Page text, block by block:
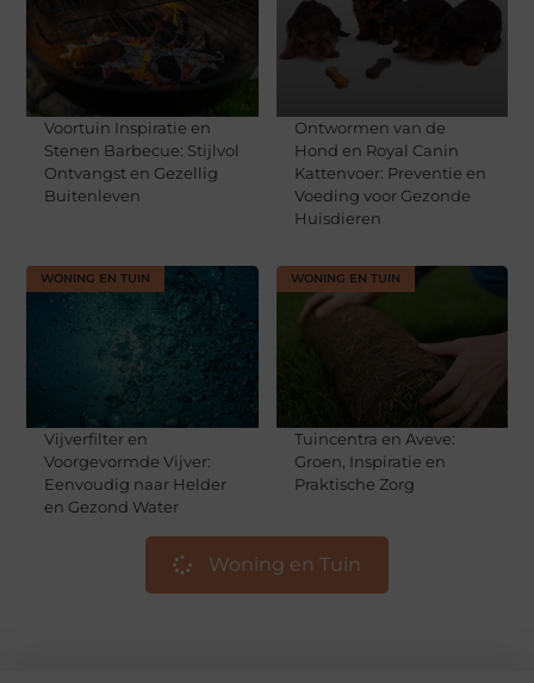
Voortuin Inspiratie en
Stenen Barbecue: Stijlvol
Ontvangst en Gezellig
Buitenleven
Ontwormen van de
Hond en Royal Canin
Kattenvoer: Preventie en
Voeding voor Gezonde
Huisdieren
WONING EN TUIN
Vijverfilter en
Voorgevormde Vijver:
Eenvoudig naar Helder
en Gezond Water
WONING EN TUIN
Tuincentra en Aveve:
Groen, Inspiratie en
Praktische Zorg
Woning en Tuin